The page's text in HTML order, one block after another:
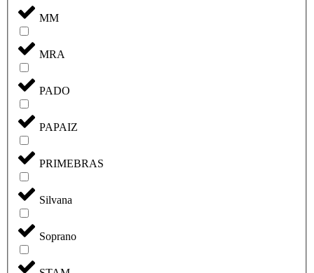
MM
MRA
PADO
PAPAIZ
PRIMEBRAS
Silvana
Soprano